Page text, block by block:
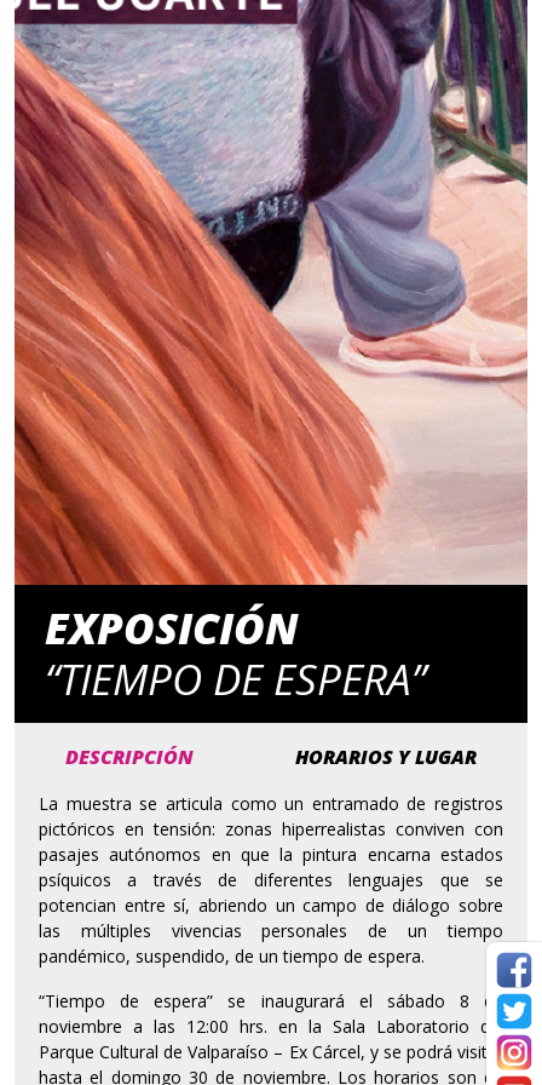
EXPOSICIÓN
“TIEMPO DE ESPERA”
DESCRIPCIÓN HORARIOS Y LUGAR
La muestra se articula como un entramado de registros
pictóricos en tensión: zonas hiperrealistas conviven con
pasajes autónomos en que la pintura encarna estados
psíquicos a través de diferentes lenguajes que se
potencian entre sí, abriendo un campo de diálogo sobre
las múltiples vivencias personales de un tiempo
pandémico, suspendido, de un tiempo de espera.
“Tiempo de espera” se inaugurará el sábado 8 de
noviembre a las 12:00 hrs. en la Sala Laboratorio del
Parque Cultural de Valparaíso – Ex Cárcel, y se podrá visitar
hasta el domingo 30 de noviembre. Los horarios son de